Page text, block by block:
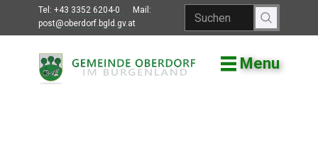
Tel: +43 3352 6204-0
Mail:
post@oberdorf.bgld.gv.at
Menu
Willkommen